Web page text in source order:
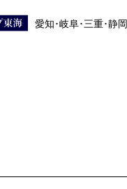
愛知･岐阜･三重･静岡